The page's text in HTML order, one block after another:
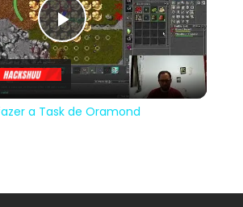
Play
Video
a Task de Oramond